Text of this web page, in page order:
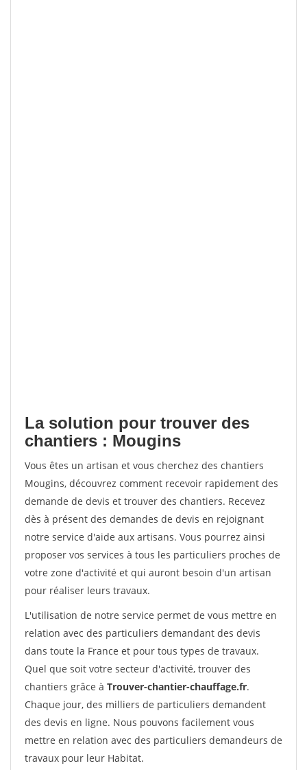
La solution pour trouver des
chantiers : Mougins
Vous êtes un artisan et vous cherchez des chantiers
Mougins, découvrez comment recevoir rapidement des
demande de devis et trouver des chantiers. Recevez
dès à présent des demandes de devis en rejoignant
notre service d'aide aux artisans. Vous pourrez ainsi
proposer vos services à tous les particuliers proches de
votre zone d'activité et qui auront besoin d'un artisan
pour réaliser leurs travaux.
L'utilisation de notre service permet de vous mettre en
relation avec des particuliers demandant des devis
dans toute la France et pour tous types de travaux.
Quel que soit votre secteur d'activité, trouver des
chantiers grâce à Trouver-chantier-chauffage.fr.
Chaque jour, des milliers de particuliers demandent
des devis en ligne. Nous pouvons facilement vous
mettre en relation avec des particuliers demandeurs de
travaux pour leur Habitat.